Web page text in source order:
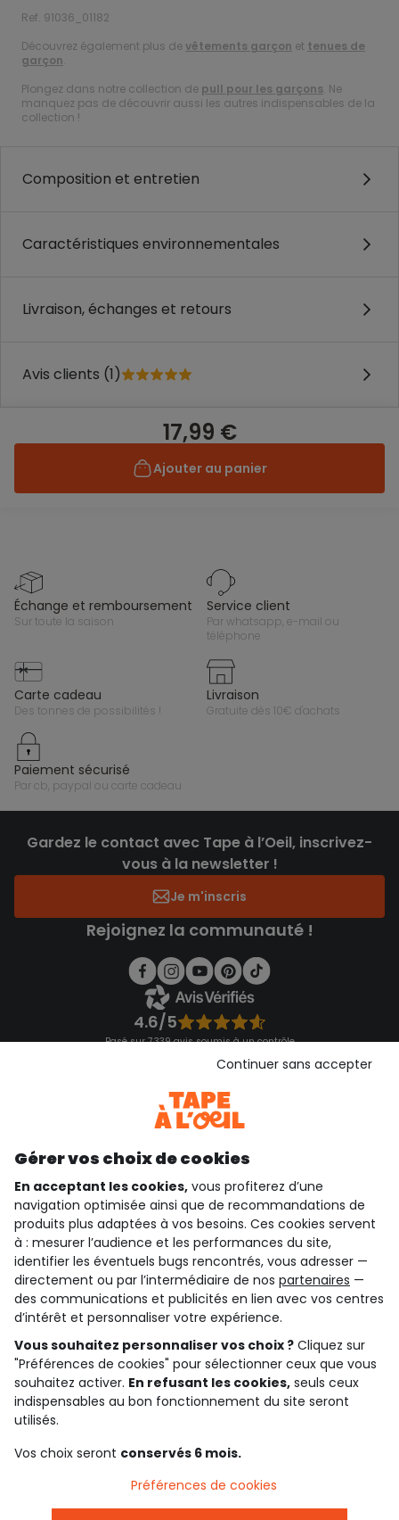
Ref. 91036_01182
Découvrez également plus devêtements garçon et tenues de
garçon.
Plongez dans notre collection de pull pour les garçons. Ne
manquez pas de découvrir aussi les autres indispensables de la
collection !
Composition et entretien
Caractéristiques environnementales
Livraison, échanges et retours
Avis clients (1)
17,99 €
Ajouter au panier
échange et remboursement
sur toute la saison
service client
par whatsapp, e-mail ou
téléphone
carte cadeau
des tonnes de possibilités !
livraison
gratuite dès 10€ d'achats
paiement sécurisé
par cb, paypal ou carte cadeau
Gardez le contact avec Tape à l’Oeil, inscrivez-
vous à la newsletter !
Je m'inscris
Rejoignez la communauté !
4.6/5
Basé sur 7 339 avis soumis à un contrôle
Consulter les CGU
qui sommes-nous ?
besoin d'aide ?
le club fidélité
notre catalogue
Conditions générales de ventes et d'utilisation
Conditions d’utilisation des réseaux sociaux
Politique de confidentialité
Cookies et données personnelles
Paramètres des cookies
Gérer vos choix de cookies
En acceptant les cookies, vous profiterez d’une
navigation optimisée ainsi que de recommandations de
produits plus adaptées à vos besoins. Ces cookies servent
à : mesurer l’audience et les performances du site,
identifier les éventuels bugs rencontrés, vous adresser —
directement ou par l’intermédiaire de nos partenaires —
des communications et publicités en lien avec vos centres
d’intérêt et personnaliser votre expérience.
Vous souhaitez personnaliser vos choix ? Cliquez sur
"Préférences de cookies" pour sélectionner ceux que vous
souhaitez activer. En refusant les cookies, seuls ceux
indispensables au bon fonctionnement du site seront
utilisés.
Vos choix seront conservés 6 mois.
Continuer sans accepter
Préférences de cookies